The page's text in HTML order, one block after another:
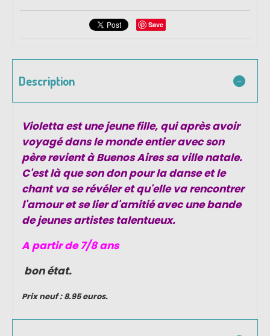
Save
Description
Violetta est une jeune fille, qui après avoir
voyagé dans le monde entier avec son
père revient à Buenos Aires sa ville natale.
C'est là que son don pour la danse et le
chant va se révéler et qu'elle va rencontrer
l'amour et se lier d'amitié avec une bande
de jeunes artistes talentueux.
A partir de 7/8 ans
bon état.
Prix neuf : 8.95 euros.